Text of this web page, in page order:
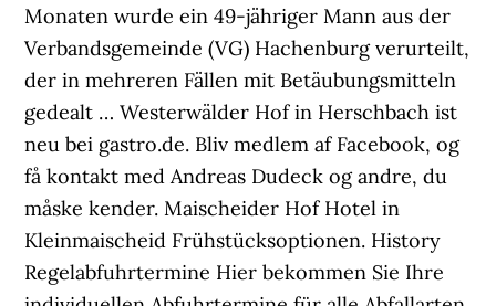
Monaten wurde ein 49-jähriger Mann aus der
Verbandsgemeinde (VG) Hachenburg verurteilt,
der in mehreren Fällen mit Betäubungsmitteln
gedealt … Westerwälder Hof in Herschbach ist
neu bei gastro.de. Bliv medlem af Facebook, og
få kontakt med Andreas Dudeck og andre, du
måske kender. Maischeider Hof Hotel in
Kleinmaischeid Frühstücksoptionen. History
Regelabfuhrtermine Hier bekommen Sie Ihre